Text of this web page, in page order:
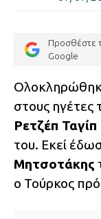
Προσθέστε
Google
στους ηγέτες
Ρετζέπ
του. Εκεί
Μητσοτάκης
ο Τούρκος